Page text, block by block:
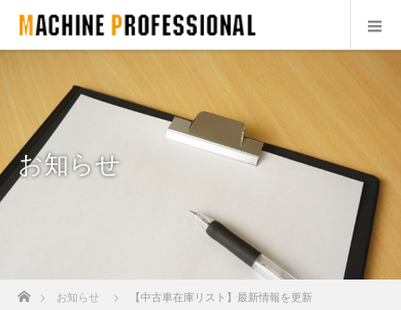
お知らせ
ホームお知らせ 【中古車在庫リスト】最新情報を更新